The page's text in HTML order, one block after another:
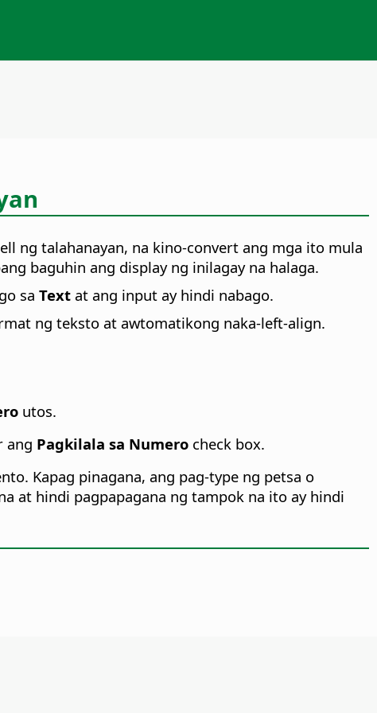
ng talahanayan, na kino-convert ang mga ito mula
baguhin ang display ng inilagay na halaga.
sa Text at ang input ay hindi nabago.
ng teksto at awtomatikong naka-left-align.
utos.
ang Pagkilala sa Numero check box.
Kapag pinagana, ang pag-type ng petsa o
at hindi pagpapagana ng tampok na ito ay hindi